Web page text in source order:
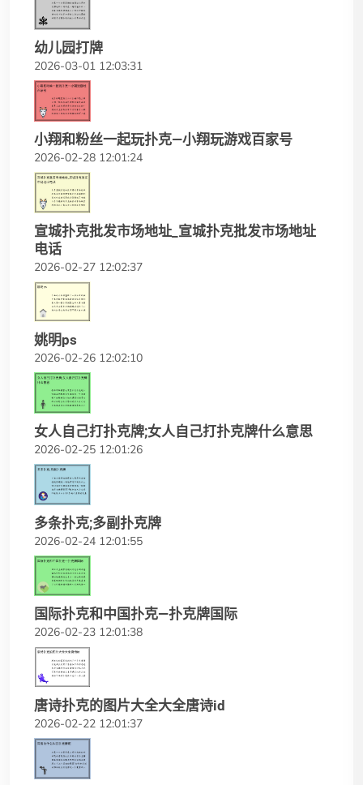
幼儿园打牌
2026-03-01 12:03:31
小翔和粉丝一起玩扑克—小翔玩游戏百家号
2026-02-28 12:01:24
宣城扑克批发市场地址_宣城扑克批发市场地址
电话
2026-02-27 12:02:37
姚明ps
2026-02-26 12:02:10
女人自己打扑克牌;女人自己打扑克牌什么意思
2026-02-25 12:01:26
多条扑克;多副扑克牌
2026-02-24 12:01:55
国际扑克和中国扑克—扑克牌国际
2026-02-23 12:01:38
唐诗扑克的图片大全大全唐诗id
2026-02-22 12:01:37